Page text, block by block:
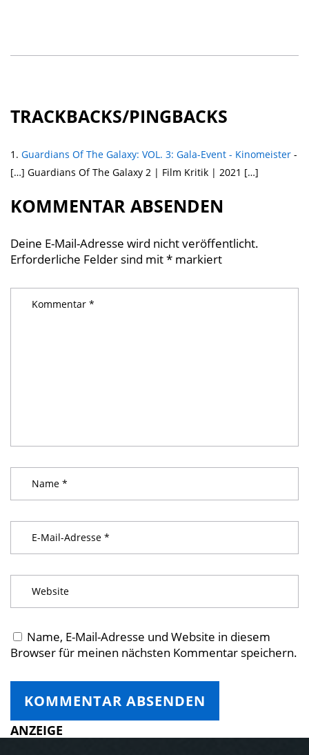
TRACKBACKS/PINGBACKS
Guardians Of The Galaxy: VOL. 3: Gala-Event - Kinomeister -
[…] Guardians Of The Galaxy 2 | Film Kritik | 2021 […]
KOMMENTAR ABSENDEN
Deine E-Mail-Adresse wird nicht veröffentlicht.
Erforderliche Felder sind mit* markiert
Name, E-Mail-Adresse und Website in diesem
Browser für meinen nächsten Kommentar speichern.
ANZEIGE